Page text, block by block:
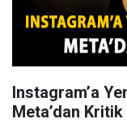
Instagram’a
Meta’dan Kritik